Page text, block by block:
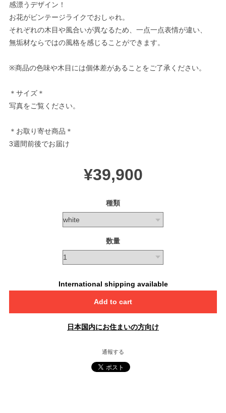
感漂うデザイン！
お花がビンテージライクでおしゃれ。
それぞれの木目や風合いが異なるため、一点一点表情が違い、
無垢材ならではの風格を感じることができます。
※商品の色味や木目には個体差があることをご了承ください。
＊サイズ＊
写真をご覧ください。
＊お取り寄せ商品＊
3週間前後でお届け
¥39,900
種類
数量
International shipping available
Add to cart
日本国内にお住まいの方向け
通報する